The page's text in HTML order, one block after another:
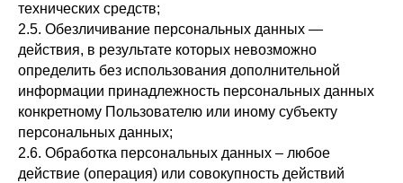
технических средств;
2.5. Обезличивание персональных данных —
действия, в результате которых невозможно
определить без использования дополнительной
информации принадлежность персональных данных
конкретному Пользователю или иному субъекту
персональных данных;
2.6. Обработка персональных данных – любое
действие (операция) или совокупность действий